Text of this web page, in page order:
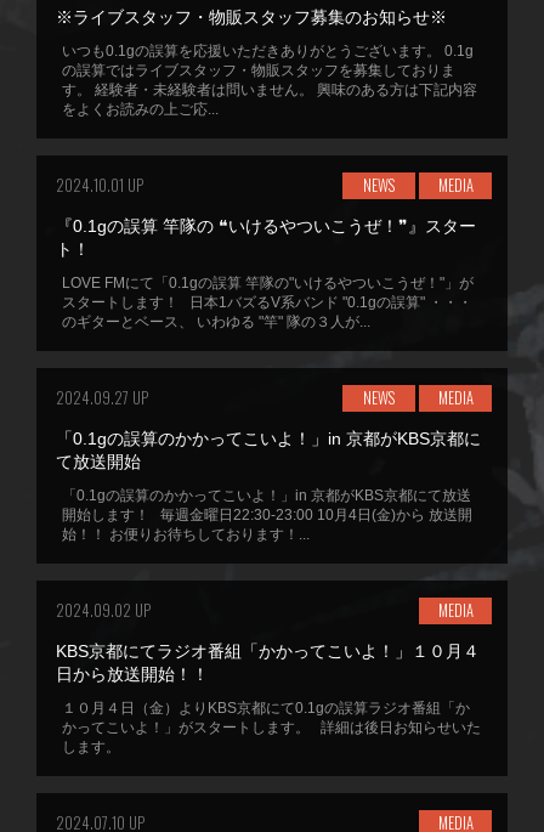
※ライブスタッフ・物販スタッフ募集のお知らせ※
いつも0.1gの誤算を応援いただきありがとうございます。 0.1g
の誤算ではライブスタッフ・物販スタッフを募集しておりま
す。 経験者・未経験者は問いません。 興味のある方は下記内容
をよくお読みの上ご応...
2024.10.01 UP NEWS MEDIA
『0.1gの誤算 竿隊の ❝いけるやついこうぜ！❞』スター
ト！
LOVE FMにて「0.1gの誤算 竿隊の"いけるやついこうぜ！"」が
スタートします！ 日本1バズるV系バンド "0.1gの誤算" ・・・
のギターとベース、 いわゆる "竿" 隊の３人が...
2024.09.27 UP NEWS MEDIA
「0.1gの誤算のかかってこいよ！」in 京都がKBS京都に
て放送開始
「0.1gの誤算のかかってこいよ！」in 京都がKBS京都にて放送
開始します！ 毎週金曜日22:30-23:00 10月4日(金)から 放送開
始！！ お便りお待ちしております！...
2024.09.02 UP MEDIA
KBS京都にてラジオ番組「かかってこいよ！」１０月４
日から放送開始！！
１０月４日（金）よりKBS京都にて0.1gの誤算ラジオ番組「か
かってこいよ！」がスタートします。 詳細は後日お知らせいた
します。
2024.07.10 UP MEDIA